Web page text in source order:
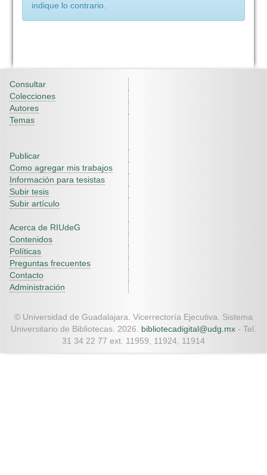
indique lo contrario.
Consultar
Colecciones
Autores
Temas
Publicar
Como agregar mis trabajos
Información para tesistas
Subir tesis
Subir artículo
Acerca de RIUdeG
Contenidos
Políticas
Preguntas frecuentes
Contacto
Administración
© Universidad de Guadalajara. Vicerrectoría Ejecutiva. Sistema
Universitario de Bibliotecas. 2026. bibliotecadigital@udg.mx - Tel.
31 34 22 77 ext. 11959, 11924, 11914